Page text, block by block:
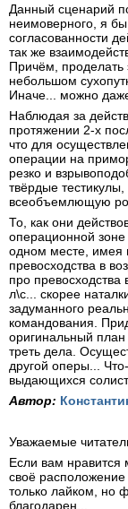
Данный сценарий
неимоверного, я
согласованности
так же
Причём, проделать
небольшом
Иначе... можно
Наблюдая за
протяжении 2-х
что для
операции на
резко и
твёрдые
всеобъемлющую
То, как они
операционной
одном месте, имея
превосходства в
про превосходства
л\с... скорее
задуманного
командования.
оригинальный
треть дела.
другой оперы...
выдающихся
Автор:
Уважаемые
Если вам нравится
своё
только лайком, но
благодарен...